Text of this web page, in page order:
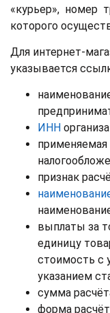
«курьер», номер
которого
Для интернет-
указывается
ИНН
применяемая
признак
выплаты за
единицу
стоимость с
указанием
сумма
форма